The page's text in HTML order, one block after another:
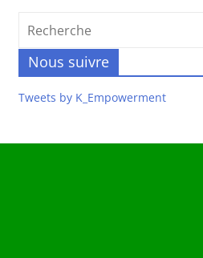
Nous suivre
Tweets by K_Empowerment